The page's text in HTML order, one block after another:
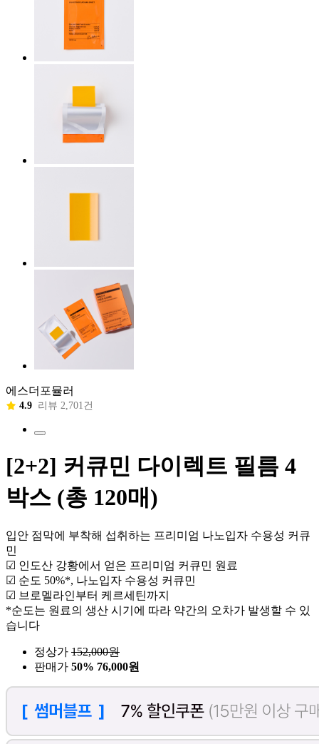
에스더포뮬러
4.9 리뷰 2,701건
[2+2] 커큐민 다이렉트 필름 4
박스 (총 120매)
입안 점막에 부착해 섭취하는 프리미엄 나노입자 수용성 커큐
민
☑ 인도산 강황에서 얻은 프리미엄 커큐민 원료
☑ 순도 50%*, 나노입자 수용성 커큐민
☑ 브로멜라인부터 케르세틴까지
*순도는 원료의 생산 시기에 따라 약간의 오차가 발생할 수 있
습니다
정상가 152,000원
판매가 50% 76,000원